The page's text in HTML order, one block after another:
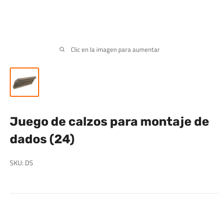
Clic en la imagen para aumentar
Juego de calzos para montaje de
dados (24)
SKU: DS